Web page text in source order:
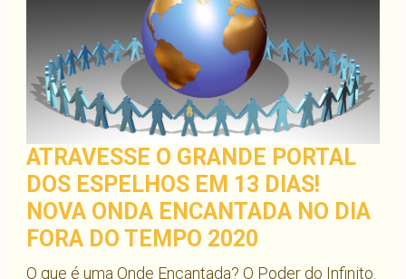
ATRAVESSE O GRANDE PORTAL
DOS ESPELHOS EM 13 DIAS!
NOVA ONDA ENCANTADA NO DIA
FORA DO TEMPO 2020
O que é uma Onde Encantada? O Poder do Infinito.